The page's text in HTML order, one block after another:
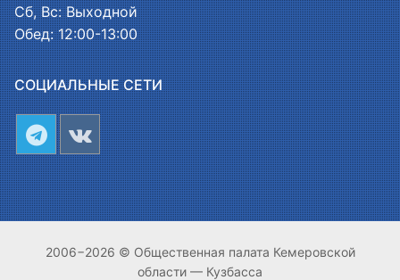
Сб, Вс: Выходной
Обед: 12:00-13:00
СОЦИАЛЬНЫЕ СЕТИ
2006−2026 © Общественная палата Кемеровской
области — Кузбасса